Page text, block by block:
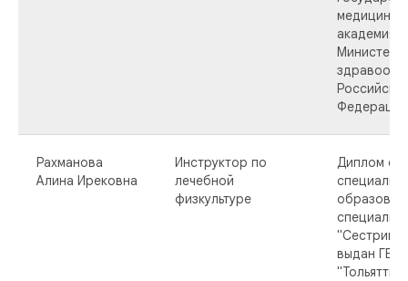
академия»
Рахманова
Алина Ирековна
Инструктор по
лечебной
физкультуре
Диплом о
выдан